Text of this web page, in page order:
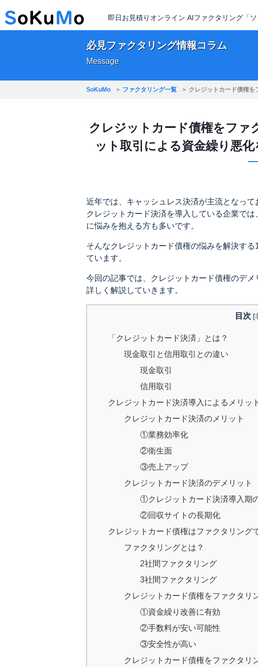
即日お見積りオンライン AIファクタリング「ソ
必見ファクタリング情報コラム
Message
SoKuMo ファクタリング一覧 クレジットカード債権を
クレジットカード債権をファ
ット取引による資金繰り悪
近年では、キャッシュレス決済が主流となって
クレジットカード決済を導入している企業で
に悩みを抱える方も多いです。
そんなクレジットカード債権の悩みを解決す
ています。
今回の記事では、クレジットカード債権のデ
詳しく解説していきます。
目次 [
「クレジットカード決済」とは？
現金取引と信用取引との違い
現金取引
信用取引
クレジットカード決済導入によるメリッ
クレジットカード決済のメリット
①業務効率化
②衛生面
③売上アップ
クレジットカード決済のデメリット
①クレジットカード決済導入期
②回収サイトの長期化
クレジットカード債権はファクタリング
ファクタリングとは？
2社間ファクタリング
3社間ファクタリング
クレジットカード債権をファクタリ
①資金繰り改善に有効
②手数料が安い可能性
③安全性が高い
クレジットカード債権をファクタリ